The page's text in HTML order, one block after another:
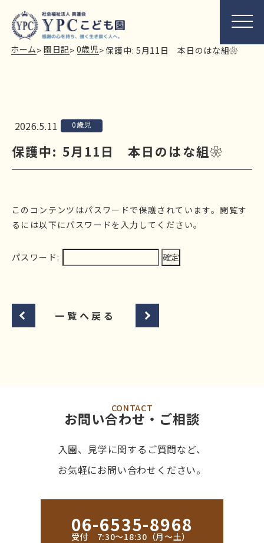
ホーム> 園日記> 0歳児> 保護中: 5月11日 本日のはな組❀
2026.5.11 0歳児
保護中: 5月11日 本日のはな組❀
このコンテンツはパスワードで保護されています。閲覧す
るには以下にパスワードを入力してください。
パスワード:
一覧へ戻る
CONTACT
お問い合わせ・ご相談
入園、見学に関するご質問など、
お気軽にお問い合わせください。
06-6535-8968
受付 7:30〜18:30（月〜土）